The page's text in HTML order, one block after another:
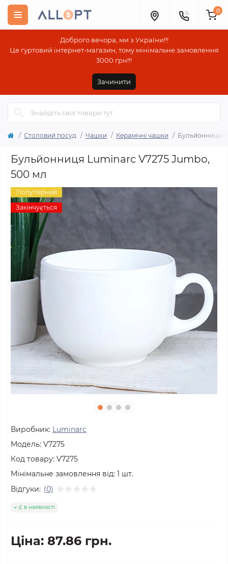
Доброго вечора, ми з України!!!
Це гуртовий інтернет-магазин, тому мінімальне замовлення
3000 грн!!!
Зачинити
0
Столовий посуд Чашки Керамічні чашки Бульйонниця
Бульйонниця Luminarc V7275 Jumbo,
500 мл
Популярний
Закінчується
Виробник: Luminarc
Модель: V7275
Код товару: V7275
Мінімальне замовлення від: 1 шт.
Відгуки: (0)
Є в наявності
Ціна: 87.86 грн.